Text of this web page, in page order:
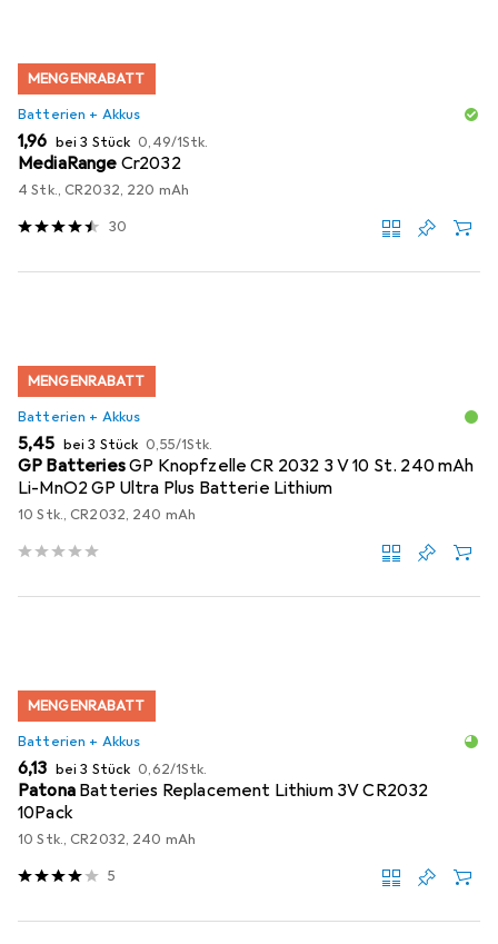
MENGENRABATT
Batterien + Akkus
EUR
1,96 bei 3 Stück EUR
0,49/1Stk.
MediaRange Cr2032
4 Stk., CR2032, 220 mAh
30
MENGENRABATT
Batterien + Akkus
EUR
5,45 bei 3 Stück EUR
0,55/1Stk.
GP BatteriesGP Knopfzelle CR 2032 3 V 10 St. 240 mAh
Li-MnO2 GP Ultra Plus Batterie Lithium
10 Stk., CR2032, 240 mAh
MENGENRABATT
Batterien + Akkus
EUR
6,13 bei 3 Stück EUR
0,62/1Stk.
Patona Batteries Replacement Lithium 3V CR2032
10Pack
10 Stk., CR2032, 240 mAh
5